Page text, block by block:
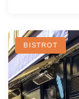
BISTROT